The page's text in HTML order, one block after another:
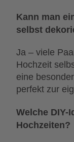
Kann man
selbst
Ja – viele
Hochzeit
eine
perfekt zur
Welche DIY-
Hochzeiten?